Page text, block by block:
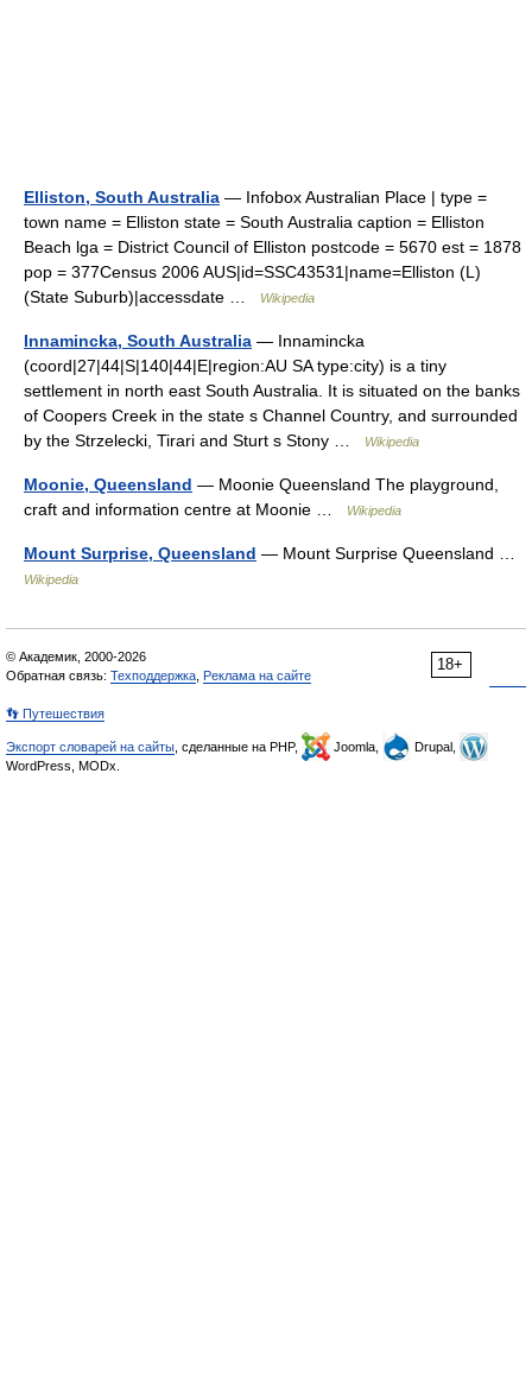
Elliston, South Australia — Infobox Australian Place | type =
town name = Elliston state = South Australia caption = Elliston
Beach lga = District Council of Elliston postcode = 5670 est = 1878
pop = 377Census 2006 AUS|id=SSC43531|name=Elliston (L)
(State Suburb)|accessdate …
Wikipedia
Innamincka, South Australia — Innamincka
(coord|27|44|S|140|44|E|region:AU SA type:city) is a tiny
settlement in north east South Australia. It is situated on the banks
of Coopers Creek in the state s Channel Country, and surrounded
by the Strzelecki, Tirari and Sturt s Stony …
Wikipedia
Moonie, Queensland — Moonie Queensland The playground,
craft and information centre at Moonie …
Wikipedia
Mount Surprise, Queensland — Mount Surprise Queensland …
Wikipedia
18+
© Академик, 2000-2026
Обратная связь: Техподдержка Реклама на сайте
👣 Путешествия
Экспорт словарей на сайты , сделанные на PHP, Joomla,
Drupal,
WordPress, MODx.